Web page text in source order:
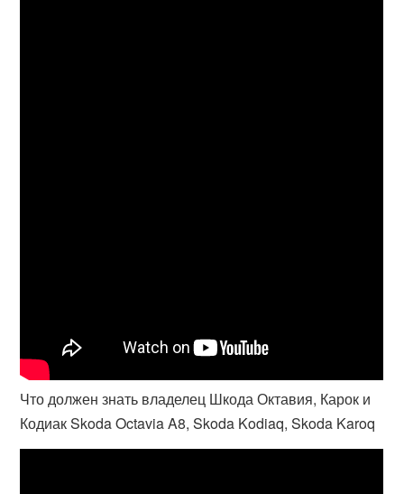
Что должен знать владелец Шкода Октавия, Карок и
Кодиак Skoda Octavia A8, Skoda Kodiaq, Skoda Karoq